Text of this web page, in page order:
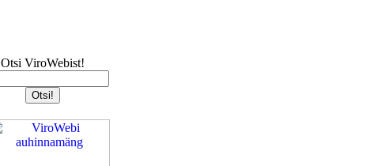
Otsi ViroWebist!